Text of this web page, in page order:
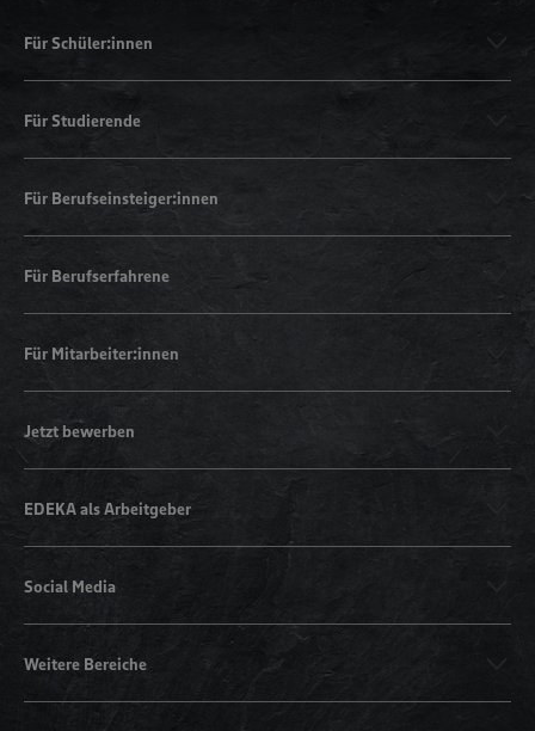
Für Schüler:innen
Für Studierende
Für Berufseinsteiger:innen
Für Berufserfahrene
Für Mitarbeiter:innen
Jetzt bewerben
EDEKA als Arbeitgeber
Social Media
Weitere Bereiche